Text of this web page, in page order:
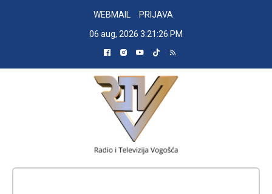
WEBMAIL
PRIJAVA
06 aug, 2026 3:21:27 PM